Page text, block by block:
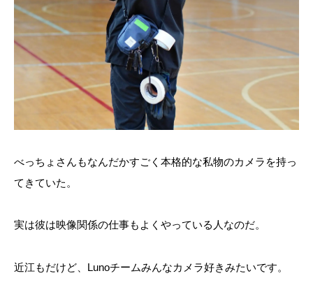
べっちょさんもなんだかすごく本格的な私物のカメラを持っ
てきていた。
実は彼は映像関係の仕事もよくやっている人なのだ。
近江もだけど、Lunoチームみんなカメラ好きみたいです。